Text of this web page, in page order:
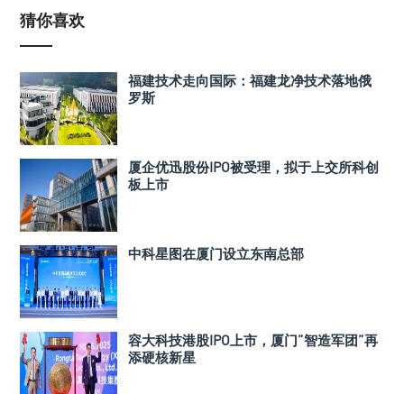
猜你喜欢
福建技术走向国际：福建龙净技术落地俄
罗斯
厦企优迅股份IPO被受理，拟于上交所科创
板上市
中科星图在厦门设立东南总部
容大科技港股IPO上市，厦门”智造军团”再
添硬核新星